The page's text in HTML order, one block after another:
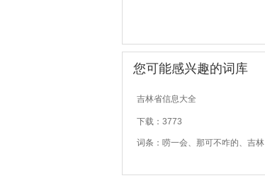
您可能感兴趣的词库
吉林省信息大全
下载：3773
词条：唠一会、那可不咋的、吉林